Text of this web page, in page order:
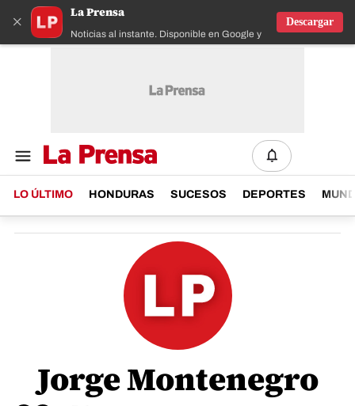
×
La Prensa
Noticias al instante. Disponible en Google y IOS
Descargar
LO ÚLTIMO HONDURAS SUCESOS DEPORTES
Jorge Montenegro